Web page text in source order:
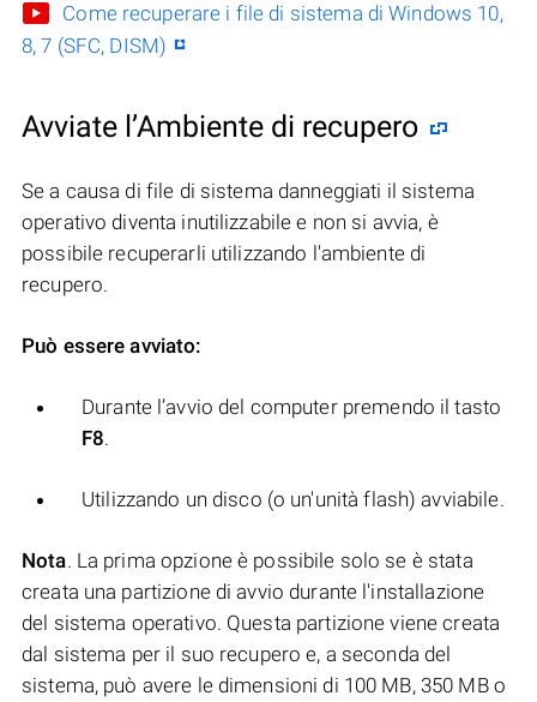
Come recuperare i file di sistema di Windows 10,
8, 7 (SFC, DISM)
Avviate l’Ambiente di recupero
Se a causa di file di sistema danneggiati il sistema
operativo diventa inutilizzabile e non si avvia, è
possibile recuperarli utilizzando l'ambiente di
recupero.
Può essere avviato:
Durante l’avvio del computer premendo il tasto
F8.
Utilizzando un disco (o un'unità flash) avviabile.
Nota. La prima opzione è possibile solo se è stata
creata una partizione di avvio durante l'installazione
del sistema operativo. Questa partizione viene creata
dal sistema per il suo recupero e, a seconda del
sistema, può avere le dimensioni di 100 MB, 350 MB o